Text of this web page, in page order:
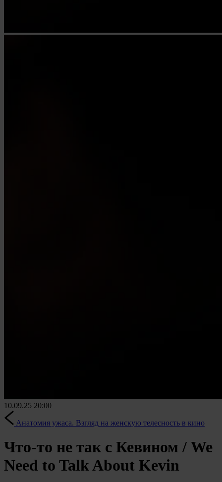
10.09.25 20:00
Анатомия ужаса. Взгляд на женскую телесность в кино
Что-то не так с Кевином / We
Need to Talk About Kevin